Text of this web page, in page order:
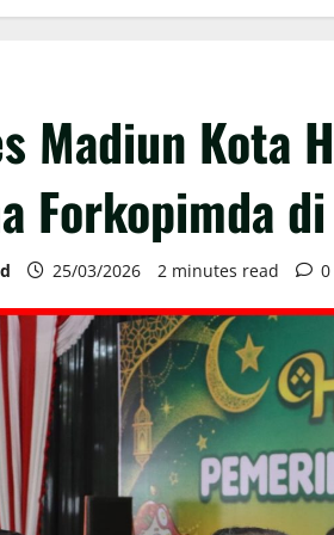
Madiun Kota
Forkopimda
25/03/2026 2 minutes read 0